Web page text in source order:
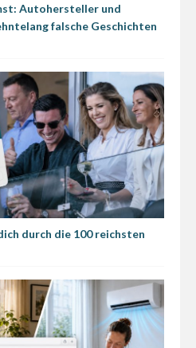
Autohersteller und
falsche Geschichten
durch die 100 reichsten